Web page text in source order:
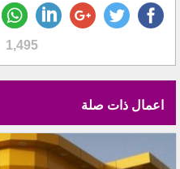
1,495
اعمال ذات صلة